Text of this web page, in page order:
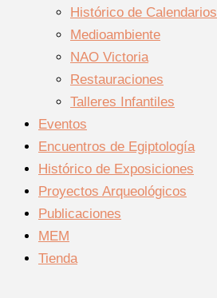
Histórico de Calendarios
Medioambiente
NAO Victoria
Restauraciones
Talleres Infantiles
Eventos
Encuentros de Egiptología
Histórico de Exposiciones
Proyectos Arqueológicos
Publicaciones
MEM
Tienda